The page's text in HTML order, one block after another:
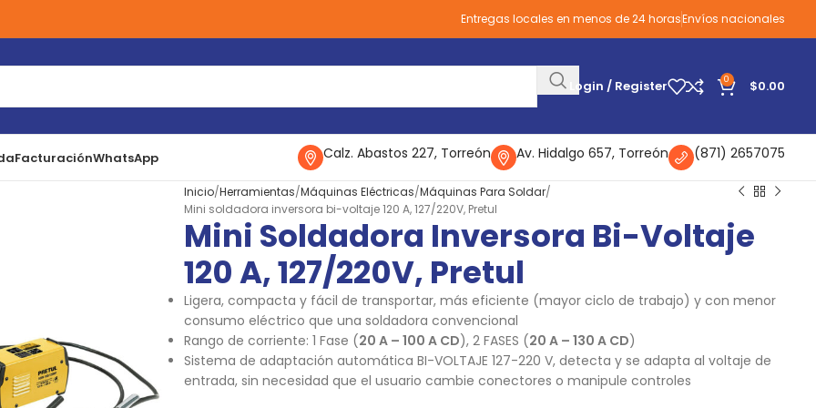
Entregas locales en menos de 24 horasEnvíos nacionales
Login / Register 0 $0.00
FacturaciónWhatsApp Calz. Abastos 227, Torreón Av. Hidalgo 657, Torreón (871) 2657075
Inicio Herramientas Máquinas Eléctricas Máquinas Para Soldar
Mini soldadora inversora bi-voltaje 120 A, 127/220V, Pretul
Mini Soldadora Inversora Bi-Voltaje
120 A, 127/220V, Pretul
Ligera, compacta y fácil de transportar, más eficiente (mayor ciclo de trabajo) y con menor
consumo eléctrico que una soldadora convencional
Rango de corriente: 1 Fase (20 A – 100 A CD), 2 FASES (20 A – 130 A CD)
Sistema de adaptación automática BI-VOLTAJE 127-220 V, detecta y se adapta al voltaje de
entrada, sin necesidad que el usuario cambie conectores o manipule controles